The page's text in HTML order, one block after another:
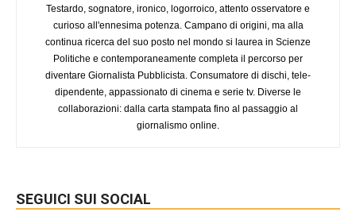
Testardo, sognatore, ironico, logorroico, attento osservatore e
curioso all'ennesima potenza. Campano di origini, ma alla
continua ricerca del suo posto nel mondo si laurea in Scienze
Politiche e contemporaneamente completa il percorso per
diventare Giornalista Pubblicista. Consumatore di dischi, tele-
dipendente, appassionato di cinema e serie tv. Diverse le
collaborazioni: dalla carta stampata fino al passaggio al
giornalismo online.
SEGUICI SUI SOCIAL